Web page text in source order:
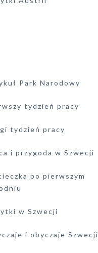
Park Narodowy
tydzień pracy
tydzień pracy
i przygoda w Szwecji
po pierwszym
w Szwecji
i obyczaje Szwecji